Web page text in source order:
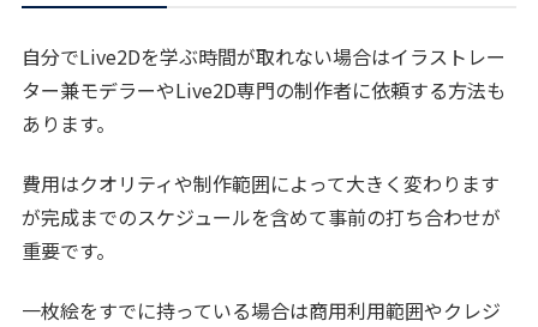
自分でLive2Dを学ぶ時間が取れない場合はイラストレー
ター兼モデラーやLive2D専門の制作者に依頼する方法も
あります。
費用はクオリティや制作範囲によって大きく変わります
が完成までのスケジュールを含めて事前の打ち合わせが
重要です。
一枚絵をすでに持っている場合は商用利用範囲やクレジ